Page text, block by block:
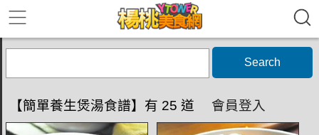
Search
【簡單養生煲湯食譜】有 25 道 會員登入